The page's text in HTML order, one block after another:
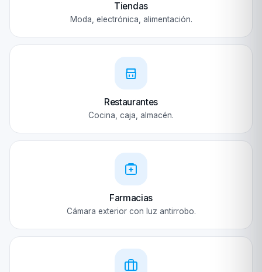
Tiendas
Moda, electrónica, alimentación.
Restaurantes
Cocina, caja, almacén.
Farmacias
Cámara exterior con luz antirrobo.